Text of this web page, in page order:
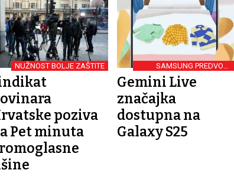
NUŽNOST BOLJE ZAŠTITE
poziva
Pet minuta
SAMSUNG PREDVODI
MOBILNU AI REVOLUCIJU
Gemini Live
značajka
dostupna na
Galaxy S25